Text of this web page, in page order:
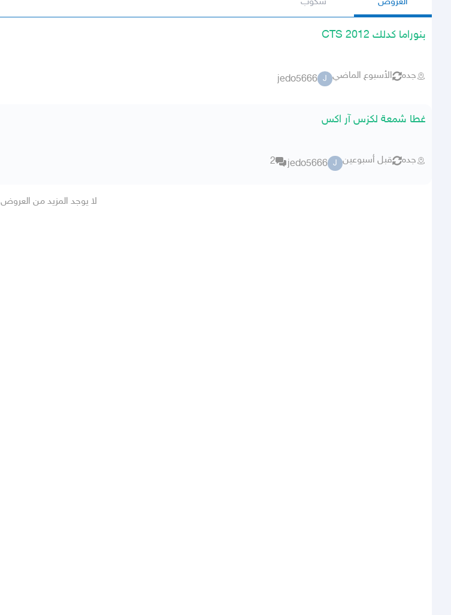
بنوراما كدلك CTS 2012
جده الأسبوع الماضي J
jedo5666
غطا شمعة لكزس آر اكس
جده قبل أسبوعين J
jedo5666
2
لا يوجد المزيد من العروض